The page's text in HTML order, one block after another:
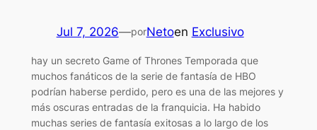
Jul 7, 2026—porNetoen Exclusivo
hay un secreto Game of Thrones Temporada que
muchos fanáticos de la serie de fantasía de HBO
podrían haberse perdido, pero es una de las mejores y
más oscuras entradas de la franquicia. Ha habido
muchas series de fantasía exitosas a lo largo de los